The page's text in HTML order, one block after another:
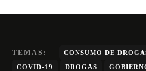
TEMAS:
CONSUMO DE
COVID-19
DROGAS